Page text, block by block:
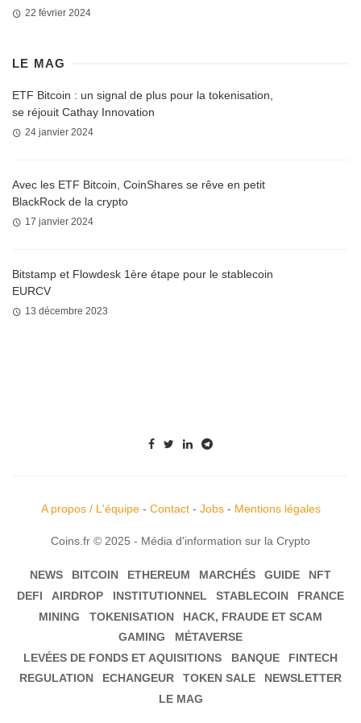
22 février 2024
LE MAG
ETF Bitcoin : un signal de plus pour la tokenisation,
se réjouit Cathay Innovation
24 janvier 2024
Avec les ETF Bitcoin, CoinShares se rêve en petit
BlackRock de la crypto
17 janvier 2024
Bitstamp et Flowdesk 1ère étape pour le stablecoin
EURCV
13 décembre 2023
A propos / L'équipe- Contact- Jobs- Mentions légales
Coins.fr © 2025 - Média d'information sur la Crypto
NEWS BITCOIN ETHEREUM MARCHÉS GUIDE
NFT
DEFI
AIRDROP INSTITUTIONNEL STABLECOIN
FRANCE
MINING
TOKENISATION
HACK, FRAUDE ET SCAM
GAMING
MÉTAVERSE
LEVÉES DE FONDS ET AQUISITIONS
BANQUE
FINTECH
REGULATION
ECHANGEUR TOKEN SALE
NEWSLETTER
LE MAG